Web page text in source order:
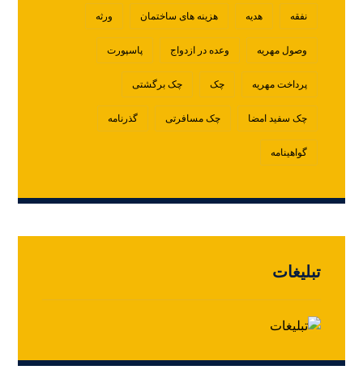
نفقه هدیه هزینه های ساختمان ورثه
وصول مهریه وعده در ازدواج پاسپورت
پرداخت مهریه چک چک برگشتی
چک سفید امضا چک مسافرتی گذرنامه
گواهینامه
تبلیغات